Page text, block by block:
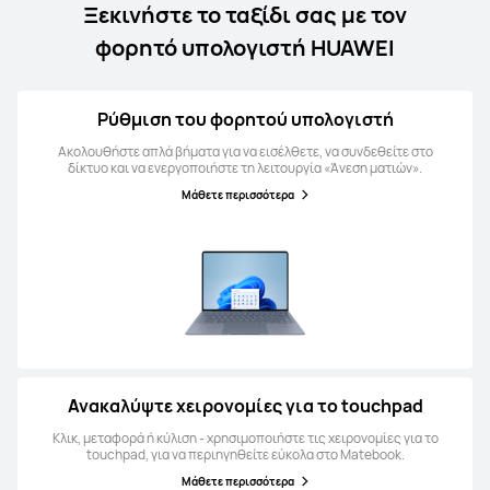
Ξεκινήστε το ταξίδι σας με τον
φορητό υπολογιστή HUAWEI
Ρύθμιση του φορητού υπολογιστή
Ακολουθήστε απλά βήματα για να εισέλθετε, να συνδεθείτε στο
δίκτυο και να ενεργοποιήστε τη λειτουργία «Άνεση ματιών».
Μάθετε περισσότερα
Ανακαλύψτε χειρονομίες για το touchpad
Κλικ, μεταφορά ή κύλιση - χρησιμοποιήστε τις χειρονομίες για το
touchpad, για να περιηγηθείτε εύκολα στο Matebook.
Μάθετε περισσότερα